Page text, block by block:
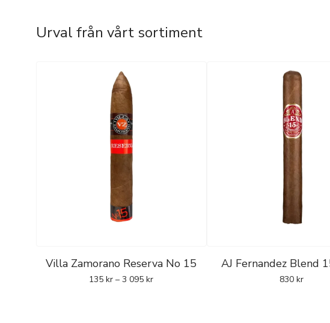
Urval från vårt sortiment
Villa Zamorano Reserva No 15
135kr – 3 095kr
AJ Fernandez Blend
830kr